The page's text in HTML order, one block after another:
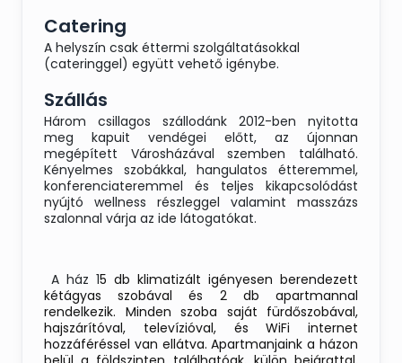
Catering
A helyszín csak éttermi szolgáltatásokkal
(cateringgel) együtt vehető igénybe.
Szállás
Három csillagos szállodánk 2012-ben nyitotta
meg kapuit vendégei előtt, az újonnan
megépített Városházával szemben található.
Kényelmes szobákkal, hangulatos étteremmel,
konferenciateremmel és teljes kikapcsolódást
nyújtó wellness részleggel valamint masszázs
szalonnal várja az ide látogatókat.
A ház 15 db klimatizált igényesen berendezett
kétágyas szobával és 2 db apartmannal
rendelkezik. Minden szoba saját fürdőszobával,
hajszárítóval, televízióval, és WiFi internet
hozzáféréssel van ellátva. Apartmanjaink a házon